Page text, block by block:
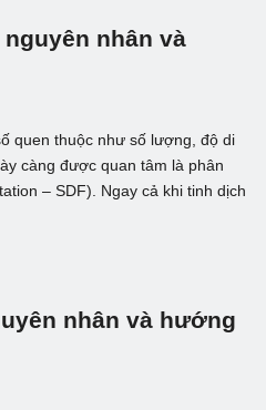
nhân và
quen thuộc như số lượng, độ di
càng được quan tâm là phân
– SDF). Ngay cả khi tinh dịch
nhân và hướng